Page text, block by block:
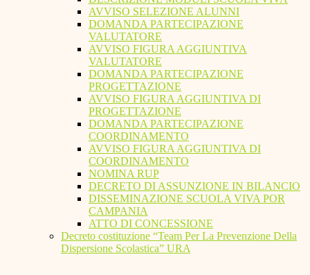
AVVISO SELEZIONE ALUNNI
DOMANDA PARTECIPAZIONE
VALUTATORE
AVVISO FIGURA AGGIUNTIVA
VALUTATORE
DOMANDA PARTECIPAZIONE
PROGETTAZIONE
AVVISO FIGURA AGGIUNTIVA DI
PROGETTAZIONE
DOMANDA PARTECIPAZIONE
COORDINAMENTO
AVVISO FIGURA AGGIUNTIVA DI
COORDINAMENTO
NOMINA RUP
DECRETO DI ASSUNZIONE IN BILANCIO
DISSEMINAZIONE SCUOLA VIVA POR
CAMPANIA
ATTO DI CONCESSIONE
Decreto costituzione “Team Per La Prevenzione Della
Dispersione Scolastica” URA